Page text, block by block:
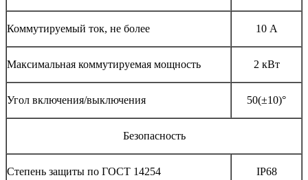
Коммутируемый ток, не более 10 А
Максимальная коммутируемая мощность 2 кВт
Угол включения/выключения 50(±10)°
Безопасность
Степень защиты по ГОСТ 14254 IP68